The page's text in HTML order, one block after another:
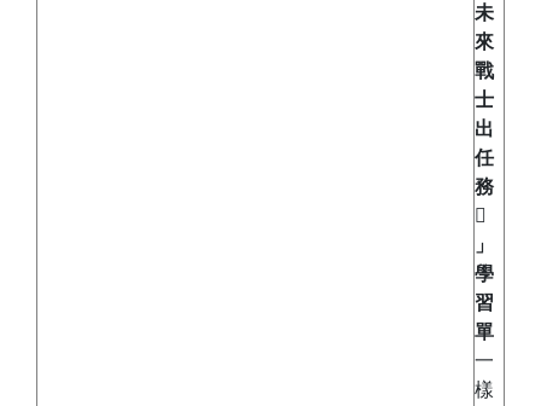
未
來
戰
士
出
任
務

」
學
習
單
一
樣